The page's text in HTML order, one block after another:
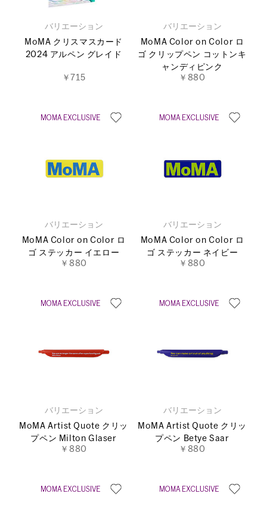
バリエーション
MoMA クリスマスカード
2024 アルペン グレイド
￥715
バリエーション
MoMA Color on Color ロ
ゴ クリップペン コットンキ
ャンディピンク
￥880
バリエーション
MoMA Color on Color ロ
ゴ ステッカー イエロー
￥880
バリエーション
MoMA Color on Color ロ
ゴ ステッカー ネイビー
￥880
バリエーション
MoMA Artist Quote クリッ
プペン Milton Glaser
￥880
バリエーション
MoMA Artist Quote クリッ
プペン Betye Saar
￥880